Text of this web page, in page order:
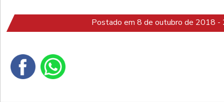
Postado em 8 de outubro de 2018 -